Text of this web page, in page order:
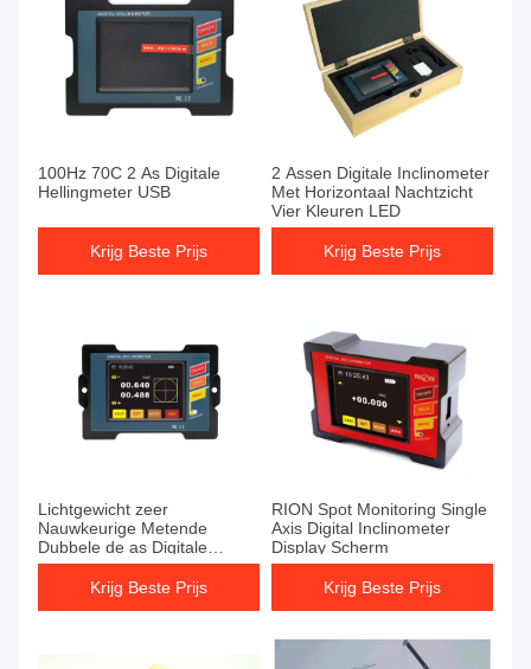
100Hz 70C 2 As Digitale
Hellingmeter USB
Krijg Beste Prijs
2 Assen Digitale Inclinometer
Met Horizontaal Nachtzicht
Vier Kleuren LED
Krijg Beste Prijs
Lichtgewicht zeer
Nauwkeurige Metende
Dubbele de as Digitale
Hellingmeter van RION
DMI825 voor de Opsporing
Krijg Beste Prijs
RION Spot Monitoring Single
Axis Digital Inclinometer
Display Scherm
Krijg Beste Prijs